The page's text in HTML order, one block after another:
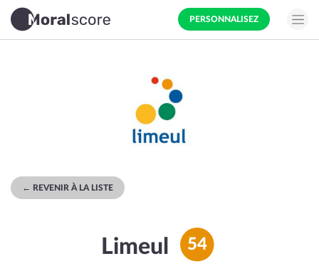
PERSONNALISEZ
← REVENIR À LA LISTE
Limeul 54